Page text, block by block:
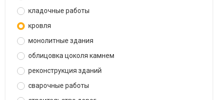
кладочные работы
кровля
монолитные здания
облицовка цоколя камнем
реконструкция зданий
сварочные работы